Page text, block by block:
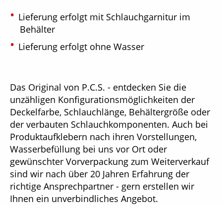
Lieferung erfolgt mit Schlauchgarnitur im
Behälter
Lieferung erfolgt ohne Wasser
Das Original von P.C.S. - entdecken Sie die
unzähligen Konfigurationsmöglichkeiten der
Deckelfarbe, Schlauchlänge, Behältergröße oder
der verbauten Schlauchkomponenten. Auch bei
Produktaufklebern nach ihren Vorstellungen,
Wasserbefüllung bei uns vor Ort oder
gewünschter Vorverpackung zum Weiterverkauf
sind wir nach über 20 Jahren Erfahrung der
richtige Ansprechpartner - gern erstellen wir
Ihnen ein unverbindliches Angebot.